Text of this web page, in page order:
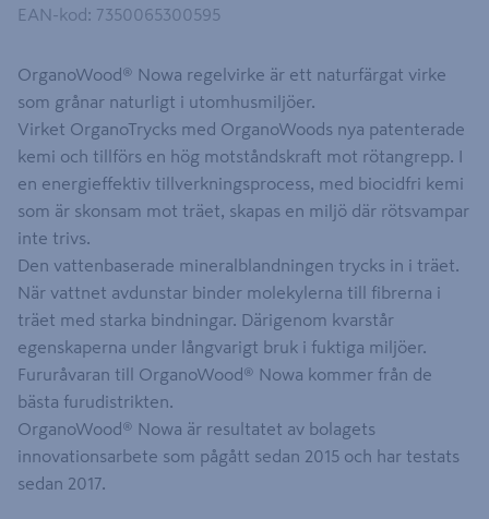
EAN-kod : 7350065300595
OrganoWood® Nowa regelvirke är ett naturfärgat virke
som grånar naturligt i utomhusmiljöer.
Virket OrganoTrycks med OrganoWoods nya patenterade
kemi och tillförs en hög motståndskraft mot rötangrepp. I
en energieffektiv tillverkningsprocess, med biocidfri kemi
som är skonsam mot träet, skapas en miljö där rötsvampar
inte trivs.
Den vattenbaserade mineralblandningen trycks in i träet.
När vattnet avdunstar binder molekylerna till fibrerna i
träet med starka bindningar. Därigenom kvarstår
egenskaperna under långvarigt bruk i fuktiga miljöer.
Fururåvaran till OrganoWood® Nowa kommer från de
bästa furudistrikten.
OrganoWood® Nowa är resultatet av bolagets
innovationsarbete som pågått sedan 2015 och har testats
sedan 2017.